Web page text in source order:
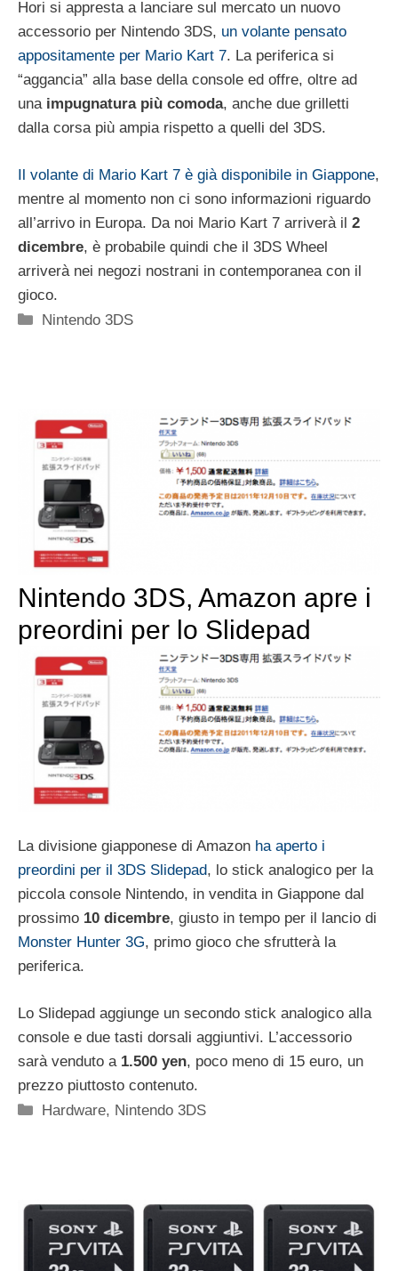
Hori si appresta a lanciare sul mercato un nuovo
accessorio per Nintendo 3DS, un volante pensato
appositamente per Mario Kart 7. La periferica si
“aggancia” alla base della console ed offre, oltre ad
una impugnatura più comoda, anche due grilletti
dalla corsa più ampia rispetto a quelli del 3DS.
Il volante di Mario Kart 7 è già disponibile in Giappone,
mentre al momento non ci sono informazioni riguardo
all’arrivo in Europa. Da noi Mario Kart 7 arriverà il 2
dicembre, è probabile quindi che il 3DS Wheel
arriverà nei negozi nostrani in contemporanea con il
gioco.
Categorie
Nintendo 3DS
Nintendo 3DS, Amazon apre i
preordini per lo Slidepad
La divisione giapponese di Amazon ha aperto i
preordini per il 3DS Slidepad, lo stick analogico per la
piccola console Nintendo, in vendita in Giappone dal
prossimo 10 dicembre, giusto in tempo per il lancio di
Monster Hunter 3G, primo gioco che sfrutterà la
periferica.
Lo Slidepad aggiunge un secondo stick analogico alla
console e due tasti dorsali aggiuntivi. L’accessorio
sarà venduto a1.500 yen, poco meno di 15 euro, un
prezzo piuttosto contenuto.
Categorie
Hardware, Nintendo 3DS